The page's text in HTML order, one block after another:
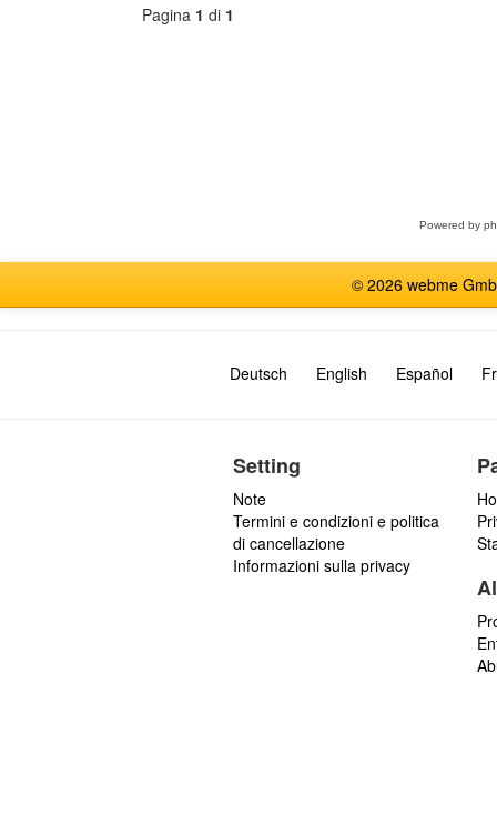
Pagina 1 di 1
Powered by
© 2026 webme
Deutsch English Español
Setting
Note
Termini e condizioni e politica
di cancellazione
Informazioni sulla privacy